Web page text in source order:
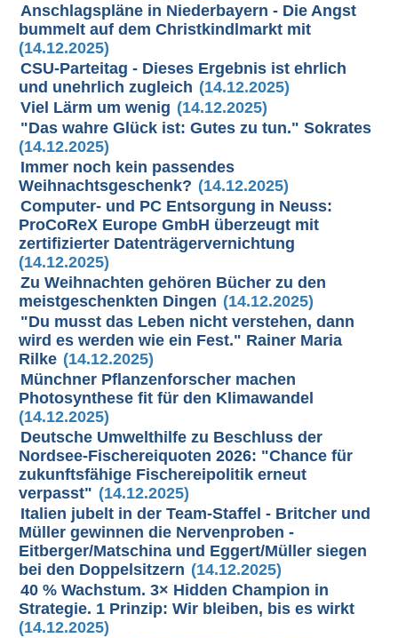
Anschlagspläne in Niederbayern - Die Angst
bummelt auf dem Christkindlmarkt mit
(14.12.2025)
CSU-Parteitag - Dieses Ergebnis ist ehrlich
und unehrlich zugleich (14.12.2025)
Viel Lärm um wenig (14.12.2025)
"Das wahre Glück ist: Gutes zu tun." Sokrates
(14.12.2025)
Immer noch kein passendes
Weihnachtsgeschenk? (14.12.2025)
Computer- und PC Entsorgung in Neuss:
ProCoReX Europe GmbH überzeugt mit
zertifizierter Datenträgervernichtung
(14.12.2025)
Zu Weihnachten gehören Bücher zu den
meistgeschenkten Dingen (14.12.2025)
"Du musst das Leben nicht verstehen, dann
wird es werden wie ein Fest." Rainer Maria
Rilke (14.12.2025)
Münchner Pflanzenforscher machen
Photosynthese fit für den Klimawandel
(14.12.2025)
Deutsche Umwelthilfe zu Beschluss der
Nordsee-Fischereiquoten 2026: "Chance für
zukunftsfähige Fischereipolitik erneut
verpasst" (14.12.2025)
Italien jubelt in der Team-Staffel - Britcher und
Müller gewinnen die Nervenproben -
Eitberger/Matschina und Eggert/Müller siegen
bei den Doppelsitzern (14.12.2025)
40 % Wachstum. 3× Hidden Champion in
Strategie. 1 Prinzip: Wir bleiben, bis es wirkt
(14.12.2025)